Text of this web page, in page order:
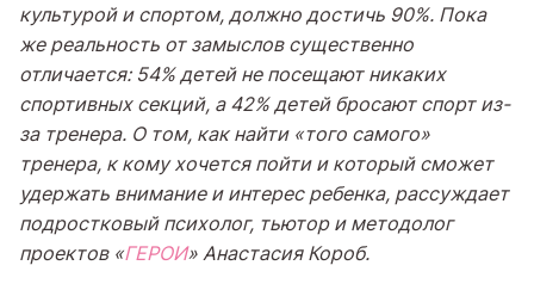
культурой и спортом, должно достичь 90%. Пока
же реальность от замыслов существенно
отличается: 54% детей не посещают никаких
спортивных секций, а 42% детей бросают спорт из-
за тренера. О том, как найти «того самого»
тренера, к кому хочется пойти и который сможет
удержать внимание и интерес ребенка, рассуждает
подростковый психолог, тьютор и методолог
проектов «ГЕРОИ» Анастасия Короб.